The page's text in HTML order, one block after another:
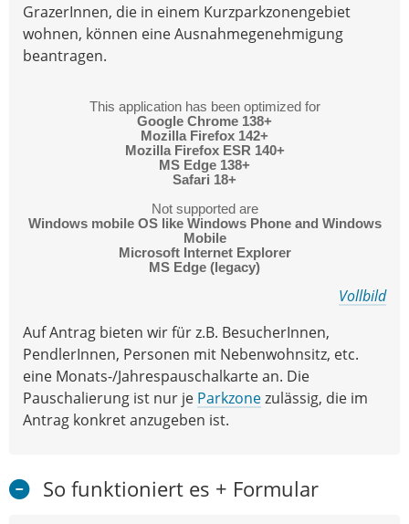
GrazerInnen, die in einem Kurzparkzonengebiet
wohnen, können eine Ausnahmegenehmigung
beantragen.
Vollbild
Auf Antrag bieten wir für z.B. BesucherInnen,
PendlerInnen, Personen mit Nebenwohnsitz, etc.
eine Monats-/Jahrespauschalkarte an. Die
Pauschalierung ist nur je Parkzonezulässig, die im
Antrag konkret anzugeben ist.
So funktioniert es + Formular